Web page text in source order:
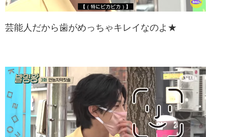
芸能人だから歯がめっちゃキレイなのよ★